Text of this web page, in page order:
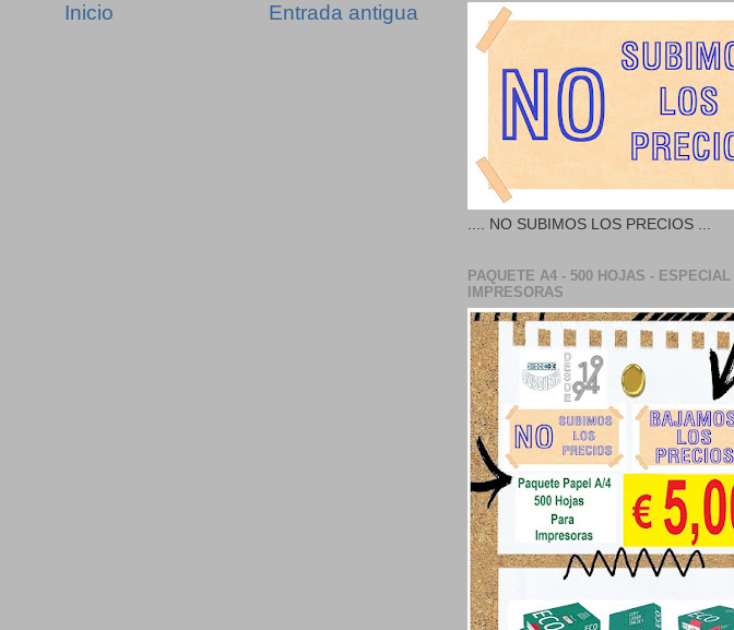
Entrada antigua
Inicio
.... NO SUBIMOS LOS PRECIOS ...
PAQUETE A4 - 500 HOJAS - ESPECIAL
IMPRESORAS